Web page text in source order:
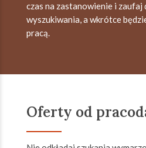
czas na zastanowienie i zaufaj
wyszukiwania, a wkrótce
pracą.
Oferty od